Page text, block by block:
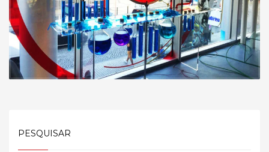
PESQUISAR